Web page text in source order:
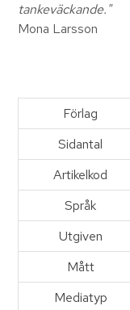
tankeväckande."
Mona Larsson
Förlag
Sidantal
Artikelkod
Språk
Utgiven
Mått
Mediatyp